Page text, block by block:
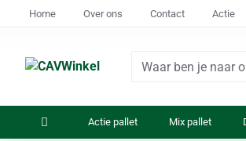
Home Over ons Contact Actie
Waar
Actie pallet Mix pallet